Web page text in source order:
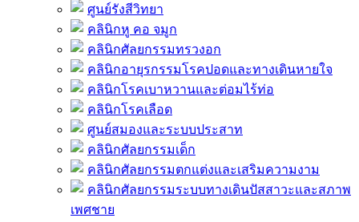
ศูนย์รังสีวิทยา
คลินิกหู คอ จมูก
คลินิกศัลยกรรมทรวงอก
คลินิกอายุรกรรมโรคปอดและทางเดินหายใจ
คลินิกโรคเบาหวานและต่อมไร้ท่อ
คลินิกโรคเลือด
ศูนย์สมองและระบบประสาท
คลินิกศัลยกรรมเด็ก
คลินิกศัลยกรรมตกแต่งและเสริมความงาม
คลินิกศัลยกรรมระบบทางเดินปัสสาวะและสภาพ
เพศชาย